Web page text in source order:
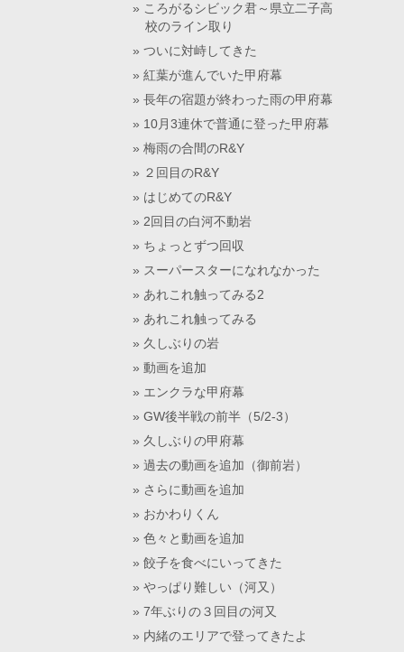
ころがるシビック君～県立二子高
校のライン取り
ついに対峙してきた
紅葉が進んでいた甲府幕
長年の宿題が終わった雨の甲府幕
10月3連休で普通に登った甲府幕
梅雨の合間のR&Y
２回目のR&Y
はじめてのR&Y
2回目の白河不動岩
ちょっとずつ回収
スーパースターになれなかった
あれこれ触ってみる2
あれこれ触ってみる
久しぶりの岩
動画を追加
エンクラな甲府幕
GW後半戦の前半（5/2-3）
久しぶりの甲府幕
過去の動画を追加（御前岩）
さらに動画を追加
おかわりくん
色々と動画を追加
餃子を食べにいってきた
やっぱり難しい（河又）
7年ぶりの３回目の河又
内緒のエリアで登ってきたよ